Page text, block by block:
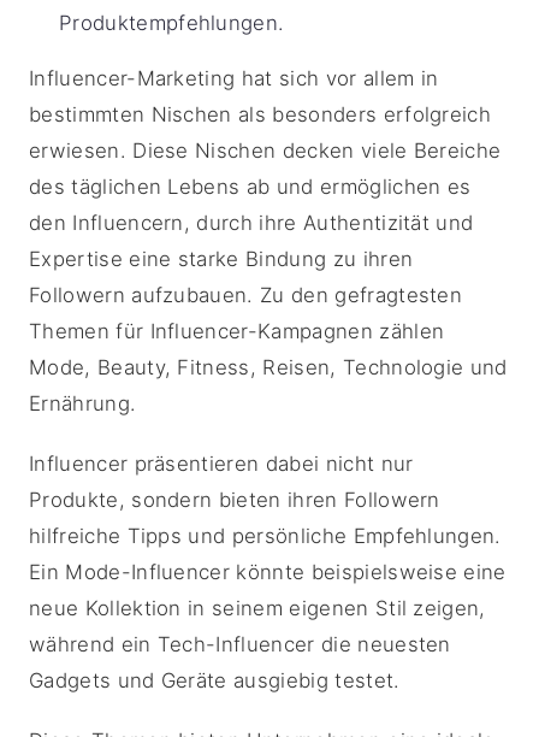
Produktempfehlungen.
Influencer-Marketing hat sich vor allem in
bestimmten Nischen als besonders erfolgreich
erwiesen. Diese Nischen decken viele Bereiche
des täglichen Lebens ab und ermöglichen es
den Influencern, durch ihre Authentizität und
Expertise eine starke Bindung zu ihren
Followern aufzubauen. Zu den gefragtesten
Themen für Influencer-Kampagnen zählen
Mode, Beauty, Fitness, Reisen, Technologie und
Ernährung.
Influencer präsentieren dabei nicht nur
Produkte, sondern bieten ihren Followern
hilfreiche Tipps und persönliche Empfehlungen.
Ein Mode-Influencer könnte beispielsweise eine
neue Kollektion in seinem eigenen Stil zeigen,
während ein Tech-Influencer die neuesten
Gadgets und Geräte ausgiebig testet.